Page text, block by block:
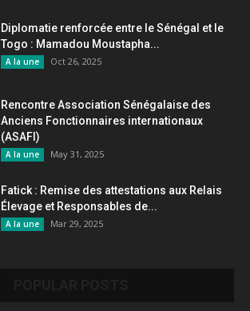
Diplomatie renforcée entre le Sénégal et le
Togo : Mamadou Moustapha...
A la une Oct 26, 2025
Rencontre Association Sénégalaise des
Anciens Fonctionnaires internationaux
(ASAFI)
A la une May 31, 2025
Fatick : Remise des attestations aux Relais
Élevage et Responsables de...
A la une Mar 29, 2025